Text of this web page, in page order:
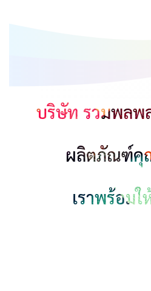
บริษัท รวมพลพ
ผลิตภัณฑ์คุ
เราพร้อมใ